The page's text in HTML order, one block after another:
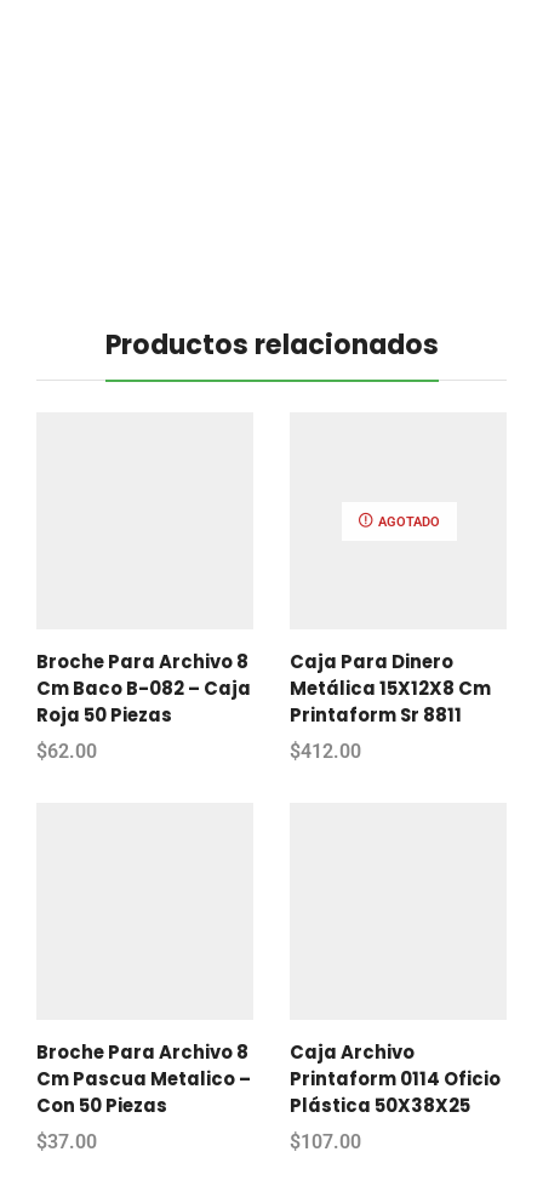
Productos relacionados
Broche Para Archivo 8
Cm Baco B-082 – Caja
Roja 50 Piezas
$62.00
AGOTADO
Caja Para Dinero
Metálica 15X12X8 Cm
Printaform Sr 8811
$412.00
Broche Para Archivo 8
Cm Pascua Metalico –
Con 50 Piezas
$37.00
Caja Archivo
Printaform 0114 Oficio
Plástica 50X38X25
$107.00